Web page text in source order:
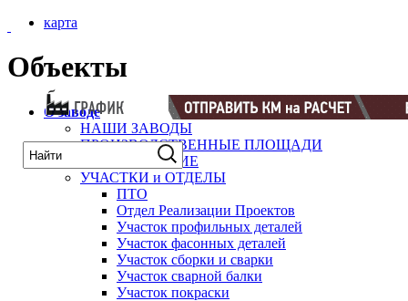
карта
Объекты
О заводе
НАШИ ЗАВОДЫ
ПРОИЗВОДСТВЕННЫЕ ПЛОЩАДИ
ОБОРУДОВАНИЕ
УЧАСТКИ и ОТДЕЛЫ
ПТО
Отдел Реализации Проектов
Участок профильных деталей
Участок фасонных деталей
Участок сборки и сварки
Участок сварной балки
Участок покраски